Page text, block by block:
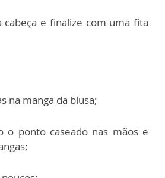
cabeça e finalize com uma fita
na manga da blusa;
o ponto caseado nas mãos e